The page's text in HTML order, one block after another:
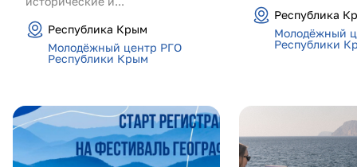
Республика Крым
Молодёжный центр РГО
Республики Крым
Республика
Молодёжный
Республики